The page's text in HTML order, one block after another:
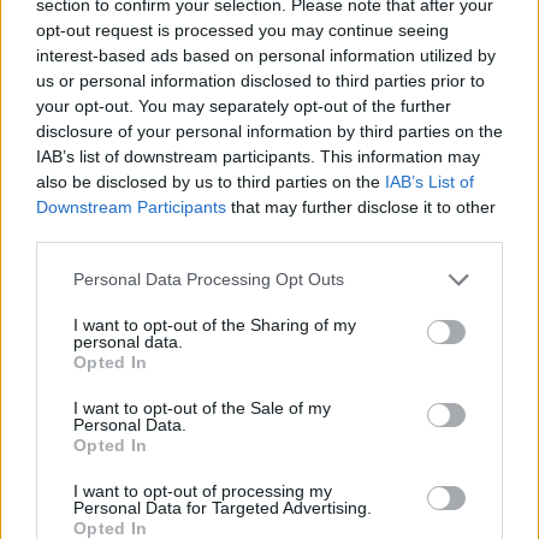
section to confirm your selection. Please note that after your
opt-out request is processed you may continue seeing
interest-based ads based on personal information utilized by
us or personal information disclosed to third parties prior to
your opt-out. You may separately opt-out of the further
disclosure of your personal information by third parties on the
IAB’s list of downstream participants. This information may
also be disclosed by us to third parties on the IAB’s List of
Downstream Participants that may further disclose it to other
Personal Data Processing Opt Outs
I want to opt-out of the Sharing of my
personal data.
Opted In
I want to opt-out of the Sale of my
Personal Data.
Opted In
I want to opt-out of processing my
Personal Data for Targeted Advertising.
Opted In
No EICMA 2023, a Moto Guzzi apresenta o novo
Em termos de estilo, é ainda mais modernizado e
refinado graças a uma total reformulação do design
das superestruturas, do para-brisas (agora ajustável
manualmente), dos comandos do guiador, agora
novo painel de instrumentos TFT de 5″. O metal é
substituído por alumínio mais leve e refinado nos